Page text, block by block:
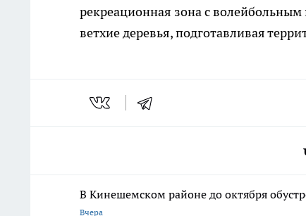
рекреационная зона с
ветхие деревья, подготавливая
В Кинешемском районе до октября
Вчера